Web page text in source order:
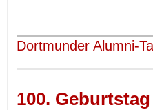
Dortmunder Alumni-
100.